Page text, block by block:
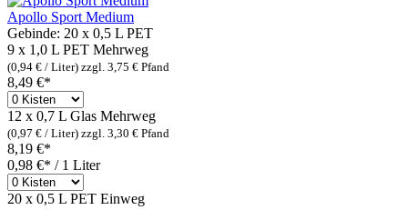
Apollo Sport Medium
Gebinde: 20 x 0,5 L PET
9 x 1,0 L PET Mehrweg
(0,94 € / Liter) zzgl. 3,75 € Pfand
8,49 €*
12 x 0,7 L Glas Mehrweg
(0,97 € / Liter) zzgl. 3,30 € Pfand
8,19 €*
0,98 €* / 1 Liter
20 x 0,5 L PET Einweg